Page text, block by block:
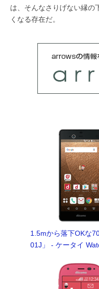
は、そんなさりげない縁の
くなる存在だ。
1.5mから落下OKな
01J」 - ケータイ